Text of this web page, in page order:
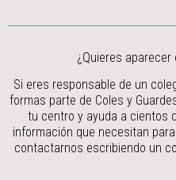
¿Quieres aparecer
Si eres responsable de un
formas parte de Coles y
tu centro y ayuda a cientos
información que necesitan
contactarnos escribiendo un